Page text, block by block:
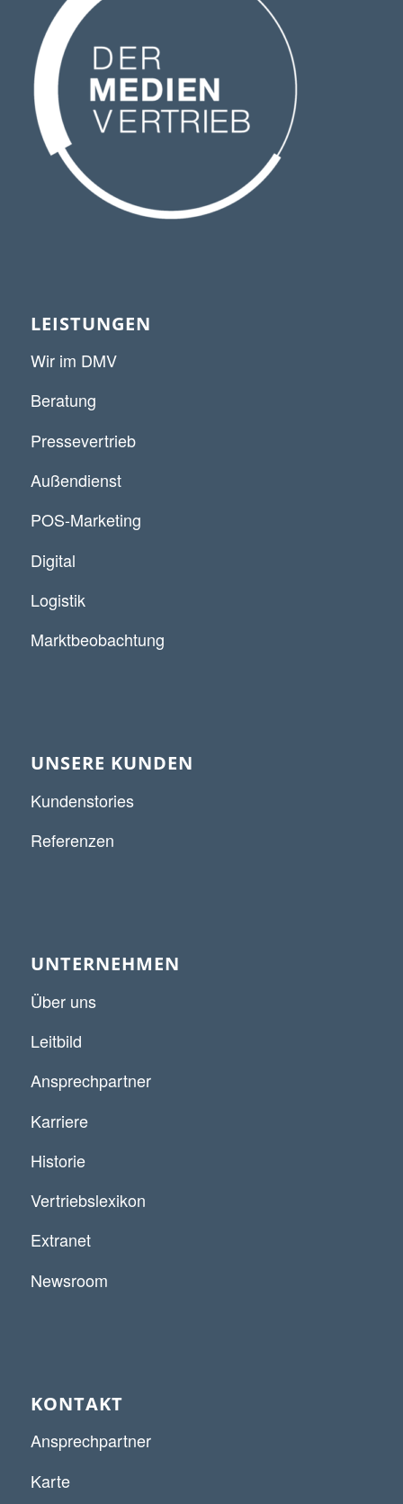
LEISTUNGEN
Wir im DMV
Beratung
Pressevertrieb
Außendienst
POS-Marketing
Digital
Logistik
Marktbeobachtung
UNSERE KUNDEN
Kundenstories
Referenzen
UNTERNEHMEN
Über uns
Leitbild
Ansprechpartner
Karriere
Historie
Vertriebslexikon
Extranet
Newsroom
KONTAKT
Ansprechpartner
Karte